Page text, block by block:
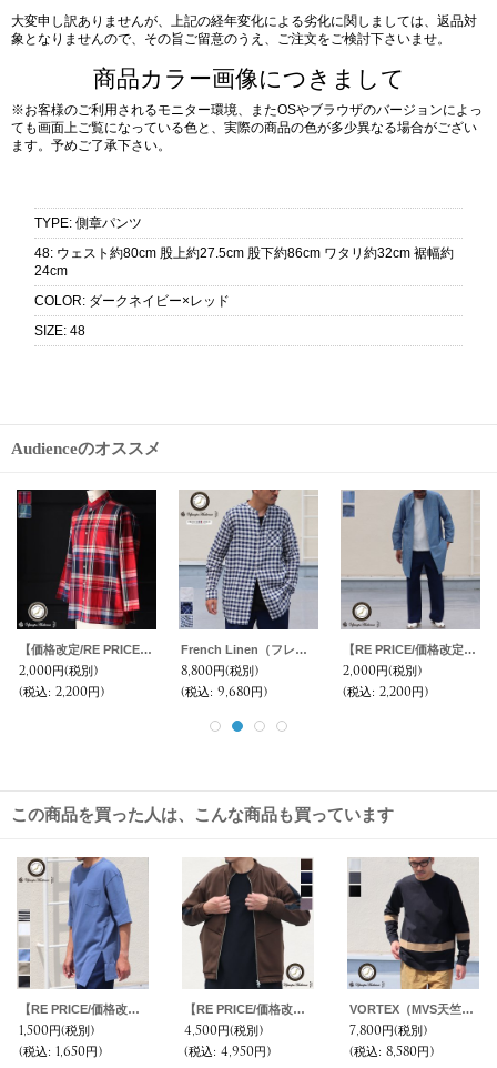
大変申し訳ありませんが、上記の経年変化による劣化に関しましては、返品対
象となりませんので、その旨ご留意のうえ、ご注文をご検討下さいませ。
商品カラー画像につきまして
※お客様のご利用されるモニター環境、またOSやブラウザのバージョンによっ
ても画面上ご覧になっている色と、実際の商品の色が多少異なる場合がござい
ます。予めご了承下さい。
TYPE: 側章パンツ
48: ウェスト約80cm 股上約27.5cm 股下約86cm ワタリ約32cm 裾幅約
24cm
COLOR: ダークネイビー×レッド
SIZE: 48
Audienceのオススメ
【価格改定/RE PRICE】マドラス大判チェックスタンドスモールカラー シャツジャケット【MADE IN JAPAN】『日本製』/ Upscape Audience
2,000円(税別)
(税込: 2,200円)
French Linen（フレンチリネン）ルーズFIT バンドカラー 長袖シャツ【MADE IN JAPAN】『日本製』/ Upscape Audience
8,800円(税別)
(税込: 9,680円)
【RE PRICE/価格改定】コットンリネンダンガリー ローマシャツコート【MADE IN JAPAN】『日本製』/ Upscape Audience
2,000円(税別)
(税込: 2,200円)
この商品を買った人は、こんな商品も買っています
【RE PRICE/価格改定】Basque 10オンス ( バスク天竺 ) ロングビッグTee『日本製』 Upscape Audience
1,500円(税別)
(税込: 1,650円)
【RE PRICE/価格改定】4段スムース ライン スタンドZIPブルゾン 【MADE IN JAPAN】『日本製』 / Upscape Audience
4,500円(税別)
(税込: 4,950円)
VORTEX（MVS天竺）切り替えライン セットイン スウェット【MADE IN JAPAN】『日本製』/ Upscape Audience
7,800円(税別)
(税込: 8,580円)